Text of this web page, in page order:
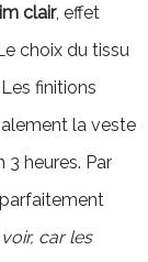
clair, effet
choix du tissu
finitions
la veste
3 heures. Par
car les